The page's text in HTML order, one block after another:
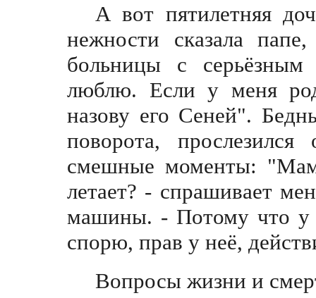
А вот пятилетняя
нежности сказала
больницы с
люблю. Если у меня
назову его Сеней".
поворота,
смешные моменты:
летает? - спрашивает
машины. - Потому что у
спорю, прав у неё,
Вопросы жизни и